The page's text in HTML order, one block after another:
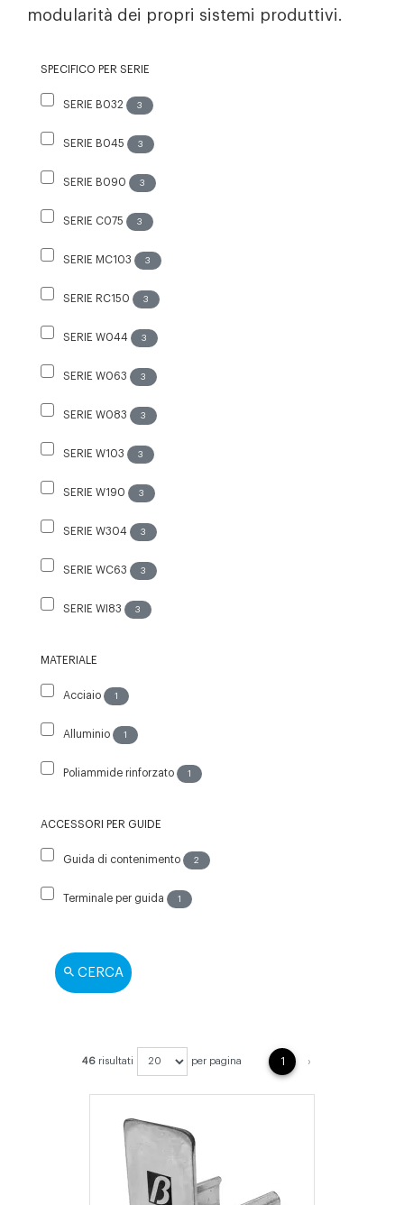
modularità dei propri sistemi produttivi.
SPECIFICO PER SERIE
SERIE B032 3
SERIE B045 3
SERIE B090 3
SERIE C075 3
SERIE MC103 3
SERIE RC150 3
SERIE W044 3
SERIE W063 3
SERIE W083 3
SERIE W103 3
SERIE W190 3
SERIE W304 3
SERIE WC63 3
SERIE WI83 3
MATERIALE
Acciaio 1
Alluminio 1
Poliammide rinforzato 1
ACCESSORI PER GUIDE
Guida di contenimento 2
Terminale per guida 1
CERCA
46 risultati per pagina 1 ›